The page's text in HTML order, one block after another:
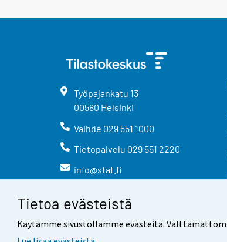
Tietoa evästeistä
Käytämme sivustollamme evästeitä.
Työpajankatu 13
00580 Helsinki
Vaihde 029 551 1000
Tietopalvelu 029 551 2220
info@stat.fi